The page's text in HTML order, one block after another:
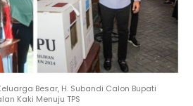
Besar, H. Subandi Calon Bupati
Kaki Menuju TPS